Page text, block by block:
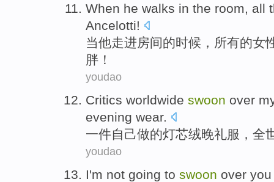
When he walks in the room, all
Ancelotti!
当他走进房间的时候， 所有的女
胖！
youdao
Critics worldwide swoon over
evening wear.
一件自己做的灯芯绒晚礼服， 全
youdao
I'm not going to swoon over you